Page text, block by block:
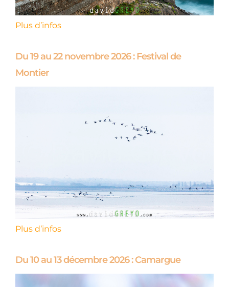
Plus d’infos
Du 19 au 22 novembre 2026 : Festival de
Montier
Plus d’infos
Du 10 au 13 décembre 2026 : Camargue